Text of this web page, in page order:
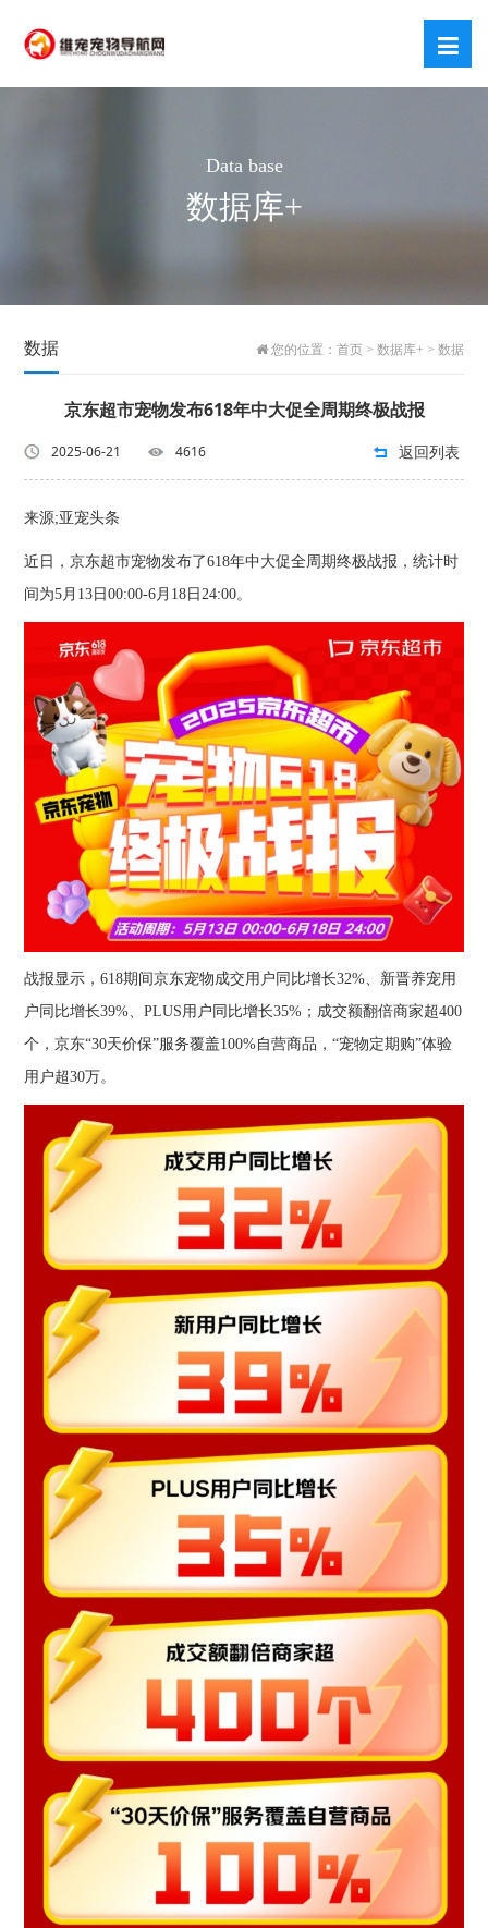
Data base
数据库+
数据 您的位置： 首页> 数据库+ > 数据
京东超市宠物发布618年中大促全周期终极战报
2025-06-21 4616 返回列表
来源;亚宠头条
近日，京东超市宠物发布了618年中大促全周期终极战报，统计时
间为5月13日00:00-6月18日24:00。
战报显示，618期间京东宠物成交用户同比增长32%、新晋养宠用
户同比增长39%、PLUS用户同比增长35%；成交额翻倍商家超400
个，京东“30天价保”服务覆盖100%自营商品，“宠物定期购”体验
用户超30万。